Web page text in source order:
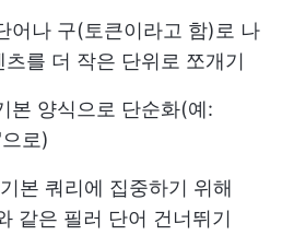
어나 구(토큰이라고 함)로 나
를 더 작은 단위로 쪼개기
본 양식으로 단순화(예:
로)
기본 쿼리에 집중하기 위해
같은 필러 단어 건너뛰기